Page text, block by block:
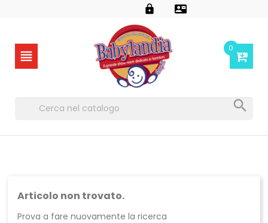
 
 0

Articolo non trovato.
Prova a fare nuovamente la ricerca